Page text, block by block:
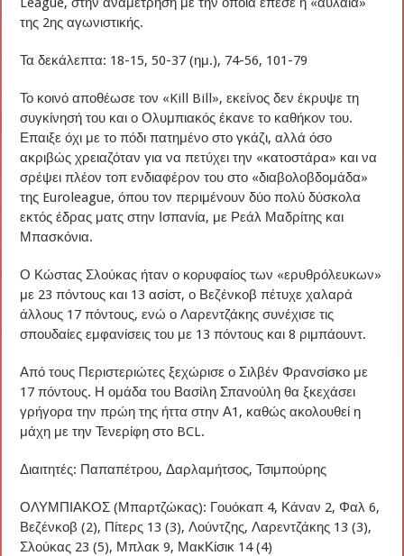
της 2ης αγωνιστικής.
Τα δεκάλεπτα: 18-15, 50-37 (ημ.), 74-56, 101-79
Το κοινό αποθέωσε τον «Kill Bill», εκείνος δεν έκρυψε τη
συγκίνησή του και ο Ολυμπιακός έκανε το καθήκον του.
Επαιξε όχι με το πόδι πατημένο στο γκάζι, αλλά όσο
ακριβώς χρειαζόταν για να πετύχει την «κατοστάρα» και να
σρέψει πλέον τοπ ενδιαφέρον του στο «διαβολοβδομάδα»
της Euroleague, όπου τον περιμένουν δύο πολύ δύσκολα
εκτός έδρας ματς στην Ισπανία, με Ρεάλ Μαδρίτης και
Μπασκόνια.
Ο Κώστας Σλούκας ήταν ο κορυφαίος των «ερυθρόλευκων»
με 23 πόντους και 13 ασίστ, ο Βεζένκοβ πέτυχε χαλαρά
άλλους 17 πόντους, ενώ ο Λαρεντζάκης συνέχισε τις
σπουδαίες εμφανίσεις του με 13 πόντους και 8 ριμπάουντ.
Από τους Περιστεριώτες ξεχώρισε ο Σιλβέν Φρανσίσκο με
17 πόντους. Η ομάδα του Βασίλη Σπανούλη θα ξκεχάσει
γρήγορα την πρώη της ήττα στην Α1, καθώς ακολουθεί η
μάχη με την Τενερίφη στο BCL.
Διαιτητές: Παπαπέτρου, Δαρλαμήτσος, Τσιμπούρης
ΟΛΥΜΠΙΑΚΟΣ (Μπαρτζώκας): Γουόκαπ 4, Κάναν 2, Φαλ 6,
Βεζένκοβ (2), Πίτερς 13 (3), Λούντζης, Λαρεντζάκης 13 (3),
Σλούκας 23 (5), Μπλακ 9, ΜακΚίσικ 14 (4)